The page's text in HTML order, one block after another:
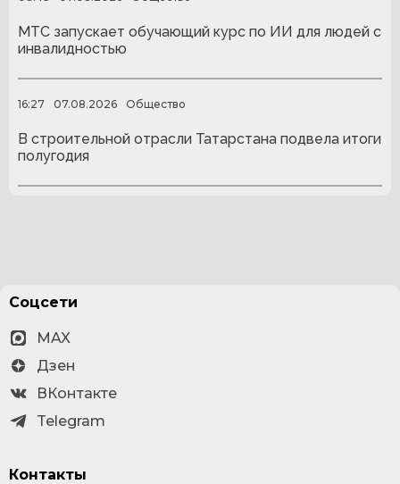
МТС запускает обучающий курс по ИИ для людей с
инвалидностью
16:27 07.08.2026 Общество
В строительной отрасли Татарстана подвела итоги
полугодия
Соцсети
MAX
Дзен
ВКонтакте
Telegram
Контакты